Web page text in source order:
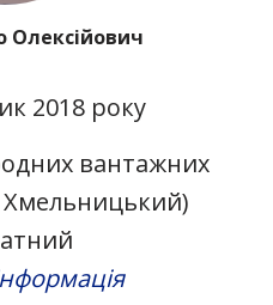
Олексійович
2018 року
вантажних